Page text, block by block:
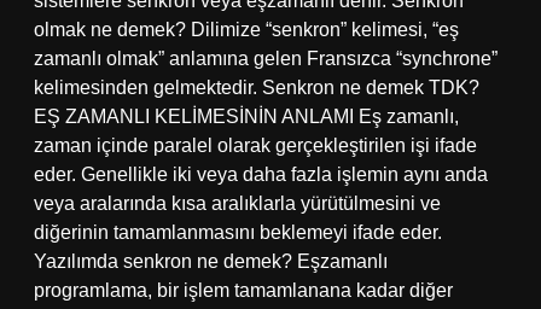
olmak ne demek? Dilimize “senkron” kelimesi, “eş
zamanlı olmak” anlamına gelen Fransızca “synchrone”
kelimesinden gelmektedir. Senkron ne demek TDK?
EŞ ZAMANLI KELİMESİNİN ANLAMI Eş zamanlı,
zaman içinde paralel olarak gerçekleştirilen işi ifade
eder. Genellikle iki veya daha fazla işlemin aynı anda
veya aralarında kısa aralıklarla yürütülmesini ve
diğerinin tamamlanmasını beklemeyi ifade eder.
Yazılımda senkron ne demek? Eşzamanlı
programlama, bir işlem tamamlanana kadar diğer